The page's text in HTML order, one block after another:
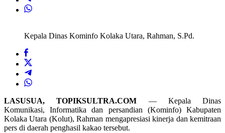
Kepala Dinas Kominfo Kolaka Utara, Rahman, S.Pd.
LASUSUA, TOPIKSULTRA.COM — Kepala Dinas
Komunikasi, Informatika dan persandian (Kominfo) Kabupaten
Kolaka Utara (Kolut), Rahman mengapresiasi kinerja dan kemitraan
pers di daerah penghasil kakao tersebut.